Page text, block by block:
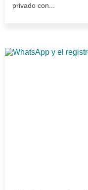
privado con...